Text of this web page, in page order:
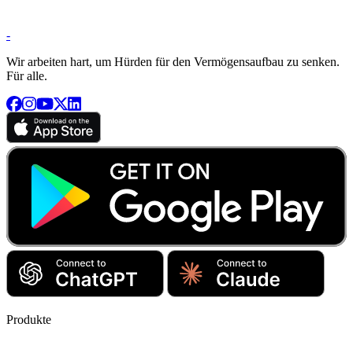
-
Wir arbeiten hart, um Hürden für den Vermögensaufbau zu senken.
Für alle.
Produkte